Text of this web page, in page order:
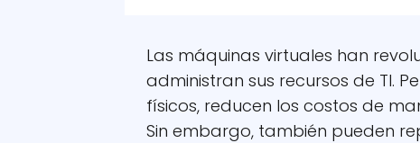
Las máquinas virtuales han
administran sus recursos de TI.
físicos, reducen los costos de
Sin embargo, también pueden